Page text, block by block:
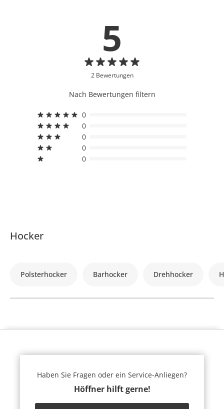
5
2 Bewertungen
Nach Bewertungen filtern
0
0
0
0
0
Hocker
Polsterhocker Barhocker Drehhocker
Haben Sie Fragen oder ein Service-Anliegen?
Höffner hilft gerne!